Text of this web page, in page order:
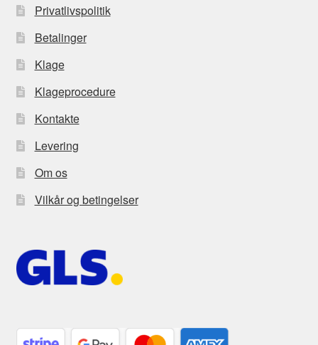
Privatlivspolitik
Betalinger
Klage
Klageprocedure
Kontakte
Levering
Om os
Vilkår og betingelser